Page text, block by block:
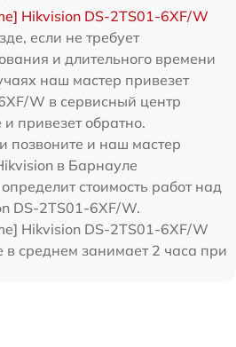
Hikvision DS-2TS01-6XF/W
если не требует
и длительного времени
наш мастер привезет
W в сервисный центр
привезет обратно.
позвоните и наш мастер
в Барнауле
стоимость работ над
DS-2TS01-6XF/W.
Hikvision DS-2TS01-6XF/W
в среднем занимает 2 часа при